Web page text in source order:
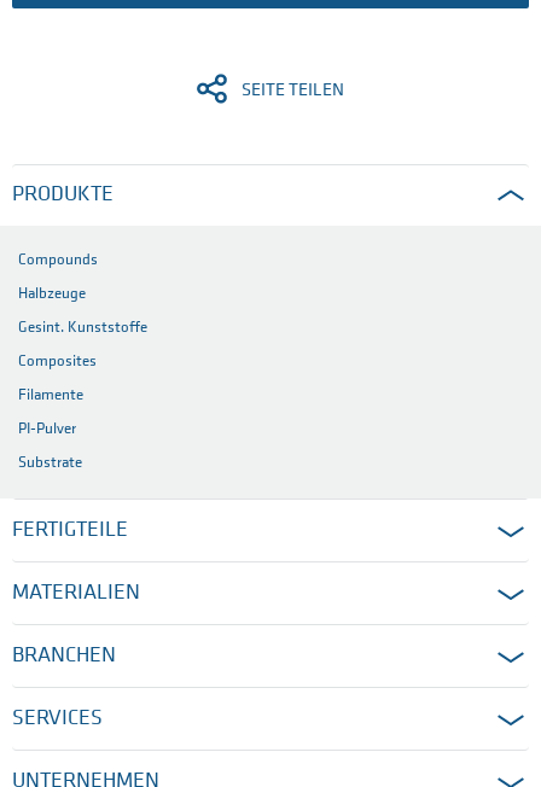
SEITE TEILEN
PRODUKTE
Compounds
Halbzeuge
Gesint. Kunststoffe
Composites
Filamente
PI-Pulver
Substrate
FERTIGTEILE
MATERIALIEN
BRANCHEN
SERVICES
UNTERNEHMEN